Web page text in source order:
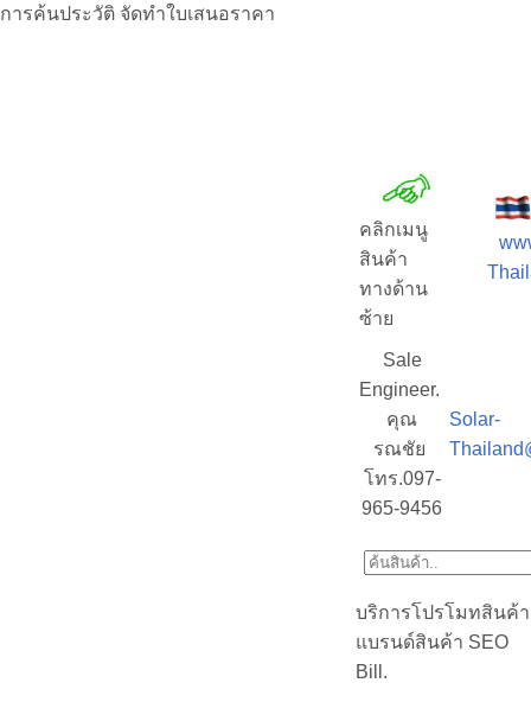
การค้นประวัติ จัดทำใบเสนอราคา
คลิกเมนู
สินค้า
ทางด้าน
ซ้าย
Sale
Engineer.
คุณ
รณชัย
โทร.097-
965-9456
Solar-
บริการโปรโมทสินค้า
แบรนด์สินค้า SEO
Bill.